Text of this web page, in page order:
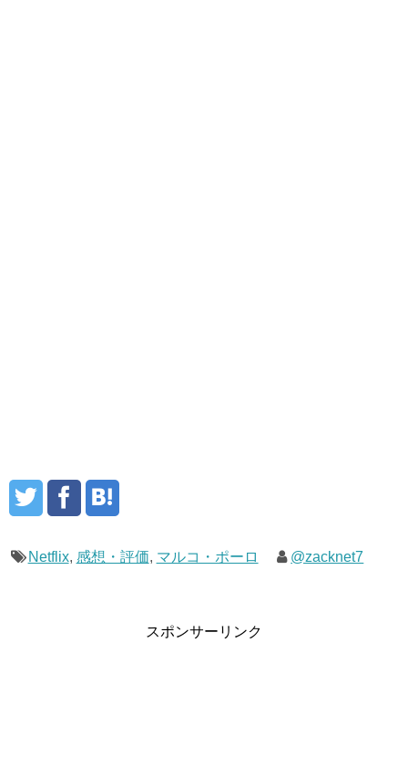
Netflix, 感想・評価, マルコ・ポーロ @zacknet7
スポンサーリンク